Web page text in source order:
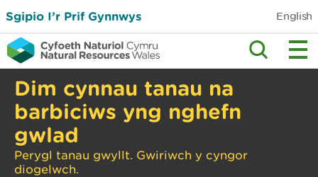
Sgipio I’r Prif Gynnwys English
Dim cynnau tanau na
barbiciws yng nghefn
gwlad
Perygl tanau gwyllt. Gwiriwch y cyngor
diogelwch.